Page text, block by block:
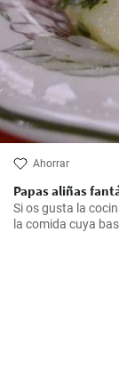
Ahorrar
Papas aliñas
Si os gusta la
la comida cuya